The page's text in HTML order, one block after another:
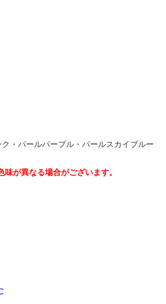
・パールパープル・パールスカイブルー
が異なる場合がございます。